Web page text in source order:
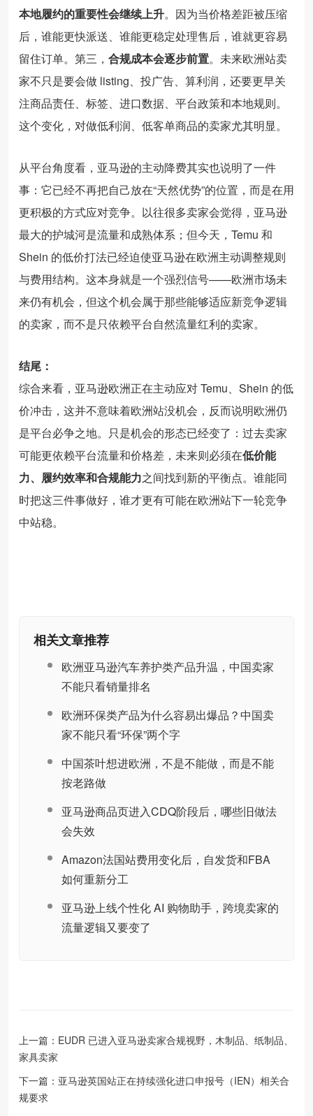
本地履约的重要性会继续上升。因为当价格差距被压缩
后，谁能更快派送、谁能更稳定处理售后，谁就更容易
留住订单。第三， 合规成本会逐步前置。未来欧洲站卖
家不只是要会做 listing、投广告、算利润，还要更早关
注商品责任、标签、进口数据、平台政策和本地规则。
这个变化，对做低利润、低客单商品的卖家尤其明显。
从平台角度看，亚马逊的主动降费其实也说明了一件
事：它已经不再把自己放在“天然优势”的位置，而是在用
更积极的方式应对竞争。以往很多卖家会觉得，亚马逊
最大的护城河是流量和成熟体系；但今天，Temu 和
Shein 的低价打法已经迫使亚马逊在欧洲主动调整规则
与费用结构。这本身就是一个强烈信号——欧洲市场未
来仍有机会，但这个机会属于那些能够适应新竞争逻辑
的卖家，而不是只依赖平台自然流量红利的卖家。
结尾：
综合来看，亚马逊欧洲正在主动应对 Temu、Shein 的低
价冲击，这并不意味着欧洲站没机会，反而说明欧洲仍
是平台必争之地。只是机会的形态已经变了：过去卖家
可能更依赖平台流量和价格差，未来则必须在低价能
力、履约效率和合规能力之间找到新的平衡点。谁能同
时把这三件事做好，谁才更有可能在欧洲站下一轮竞争
中站稳。
相关文章推荐
欧洲亚马逊汽车养护类产品升温，中国卖家
不能只看销量排名
欧洲环保类产品为什么容易出爆品？中国卖
家不能只看“环保”两个字
中国茶叶想进欧洲，不是不能做，而是不能
按老路做
亚马逊商品页进入CDQ阶段后，哪些旧做法
会失效
Amazon法国站费用变化后，自发货和FBA
如何重新分工
亚马逊上线个性化 AI 购物助手，跨境卖家的
流量逻辑又要变了
上一篇： EUDR 已进入亚马逊卖家合规视野，木制品、纸制品、
家具卖家
下一篇： 亚马逊英国站正在持续强化进口申报号（IEN）相关合
规要求